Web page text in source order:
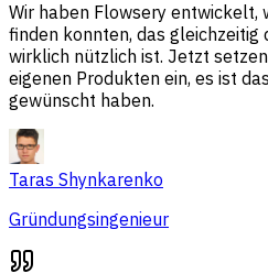
Wir haben Flowsery entwickelt,
finden konnten, das
wirklich nützlich ist. Jetzt
eigenen Produkten ein, es ist
gewünscht haben.
Taras Shynkarenko
Gründungsingenieur